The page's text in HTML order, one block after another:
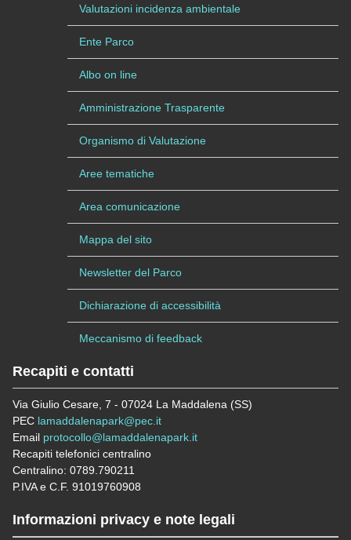
Valutazioni incidenza ambientale
Ente Parco
Albo on line
Amministrazione Trasparente
Organismo di Valutazione
Aree tematiche
Area comunicazione
Mappa del sito
Newsletter del Parco
Dichiarazione di accessibilità
Meccanismo di feedback
Recapiti e contatti
Via Giulio Cesare, 7 - 07024 La Maddalena (SS)
PEC lamaddalenapark@pec.it
Email protocollo@lamaddalenapark.it
Recapiti telefonici centralino
Centralino: 0789.790211
P.IVA e C.F. 91019760908
Informazioni privacy e note legali